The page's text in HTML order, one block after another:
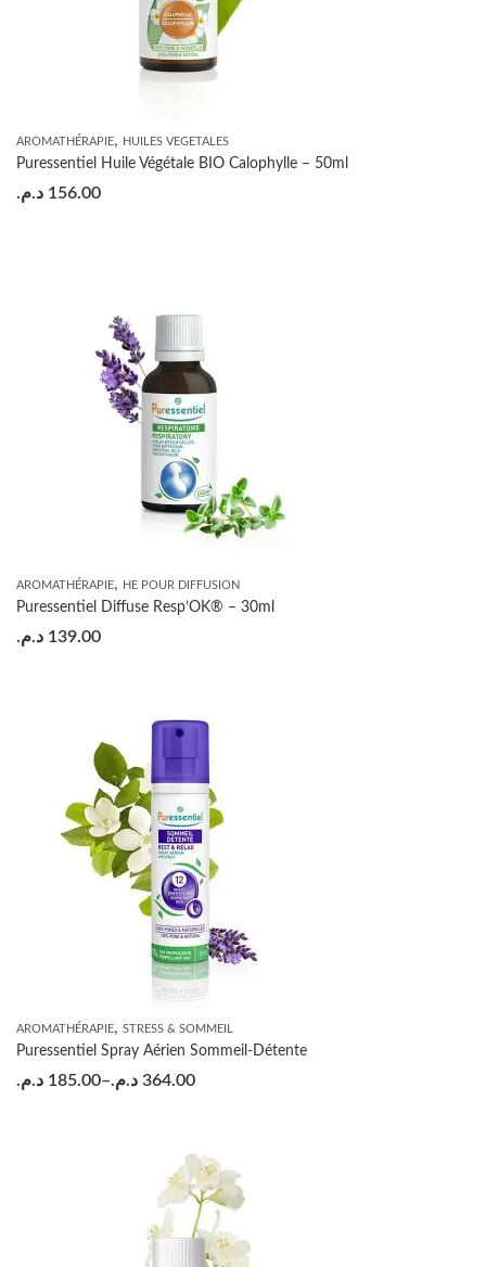
AROMATHÉRAPIE, HUILES VEGETALES
Puressentiel Huile Végétale BIO Calophylle – 50ml
156.00 د.م.
AROMATHÉRAPIE, HE POUR DIFFUSION
Puressentiel Diffuse Resp’OK® – 30ml
139.00 د.م.
AROMATHÉRAPIE, STRESS & SOMMEIL
Puressentiel Spray Aérien Sommeil-Détente
185.00 د.م. – 364.00 د.م.